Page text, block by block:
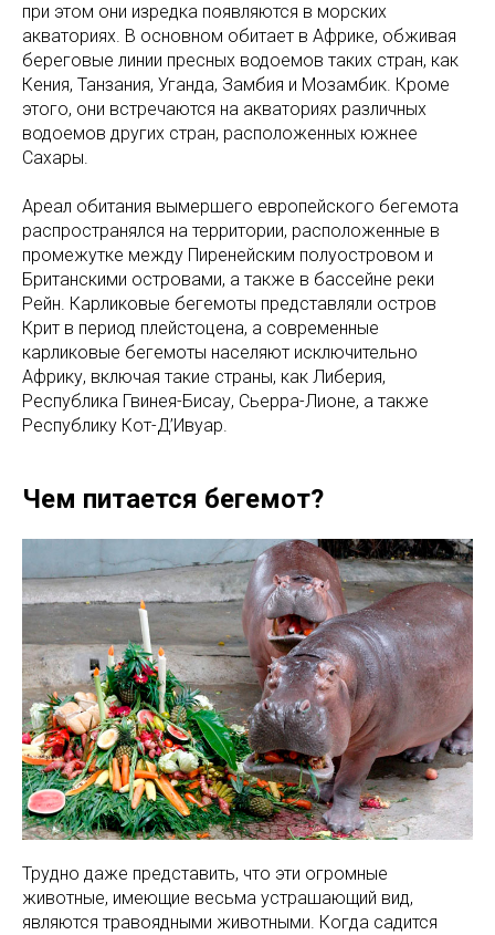
при этом они изредка появляются в морских
акваториях. В основном обитает в Африке, обживая
береговые линии пресных водоемов таких стран, как
Кения, Танзания, Уганда, Замбия и Мозамбик. Кроме
этого, они встречаются на акваториях различных
водоемов других стран, расположенных южнее
Сахары.
Ареал обитания вымершего европейского бегемота
распространялся на территории, расположенные в
промежутке между Пиренейским полуостровом и
Британскими островами, а также в бассейне реки
Рейн. Карликовые бегемоты представляли остров
Крит в период плейстоцена, а современные
карликовые бегемоты населяют исключительно
Африку, включая такие страны, как Либерия,
Республика Гвинея-Бисау, Сьерра-Лионе, а также
Республику Кот-Д’Ивуар.
Чем питается бегемот?
Трудно даже представить, что эти огромные
животные, имеющие весьма устрашающий вид,
являются травоядными животными. Когда садится